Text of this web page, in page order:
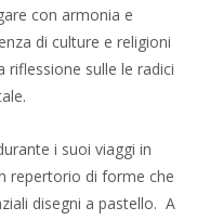
con armonia e
di culture e religioni
riflessione sulle le radici
i suoi viaggi in
repertorio di forme che
disegni a pastello. A